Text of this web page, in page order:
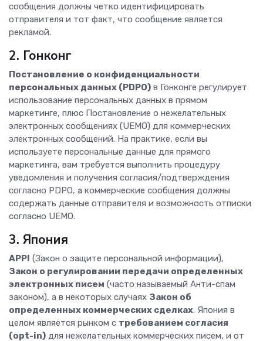
сообщения должны четко идентифицировать
отправителя и тот факт, что сообщение является
рекламой.
2. Гонконг
Постановление о конфиденциальности
персональных данных (PDPO) в Гонконге регулирует
использование персональных данных в прямом
маркетинге, плюс Постановление о нежелательных
электронных сообщениях (UEMO) для коммерческих
электронных сообщений. На практике, если вы
используете персональные данные для прямого
маркетинга, вам требуется выполнить процедуру
уведомления и получения согласия/подтверждения
согласно PDPO, а коммерческие сообщения должны
содержать данные отправителя и возможность отписки
согласно UEMO.
3. Япония
APPI (Закон о защите персональной информации),
Закон о регулировании передачи определенных
электронных писем (часто называемый Анти-спам
законом), а в некоторых случаях Закон об
определенных коммерческих сделках. Япония в
целом является рынком с требованием согласия
(opt-in) для нежелательных коммерческих писем, и от